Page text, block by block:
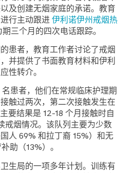
及创建无烟家庭的承诺。教育
行主动跟进 伊利诺伊州戒烟热
三个月的四次电话跟踪。
患者，教育工作者讨论了戒烟
并提供了书面教育材料和伊利
性转介。
患者，他们在常规临床护理期
触过两次，第二次接触发生在
要结果是 12-18 个月接触时自
戒烟情况。该队列主要为少数
人 69% 和拉丁裔 15%）和无
助（13%）。
生局的一项多年计划。训练有